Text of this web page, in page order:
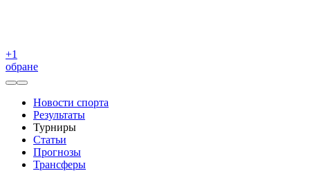
+1
обране
Новости спорта
Результаты
Турниры
Статьи
Прогнозы
Трансферы